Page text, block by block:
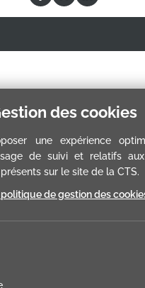
des cookies
une expérience
de suivi et relatifs aux
sur le site de la CTS.
politique de gestion des